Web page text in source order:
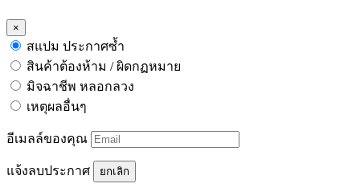
×
สแปม ประกาศซ้ำ
สินค้าต้องห้าม / ผิดกฏหมาย
มิจฉาชีพ หลอกลวง
เหตุผลอื่นๆ
อีเมลล์ของคุณ
แจ้งลบประกาศ ยกเลิก